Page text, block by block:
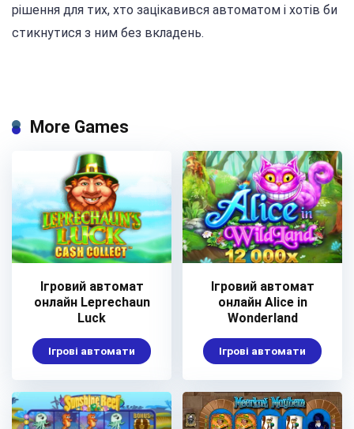
рішення для тих, хто зацікавився автоматом і хотів би
стикнутися з ним без вкладень.
More Games
Ігровий автомат
онлайн Leprechaun
Luck
Ігрові автомати
Ігровий автомат
онлайн Alice in
Wonderland
Ігрові автомати